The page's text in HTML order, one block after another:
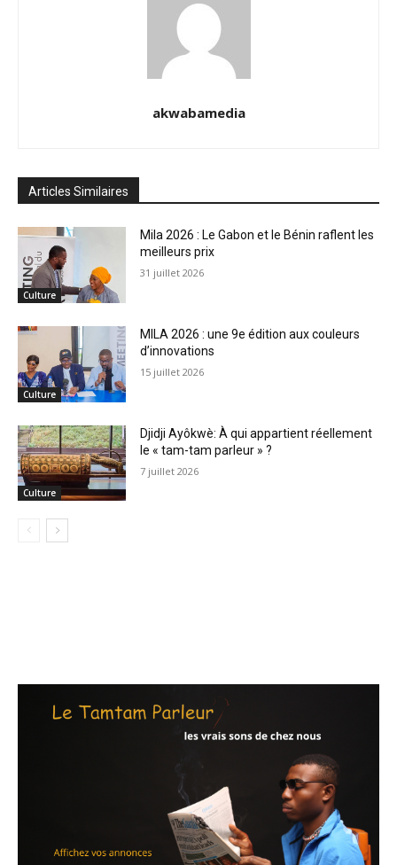
akwabamedia
Articles Similaires
Culture
Mila 2026 : Le Gabon et le Bénin raflent les
meilleurs prix
31 juillet 2026
Culture
MILA 2026 : une 9e édition aux couleurs
d’innovations
15 juillet 2026
Culture
Djidji Ayôkwè: À qui appartient réellement
le « tam-tam parleur » ?
7 juillet 2026